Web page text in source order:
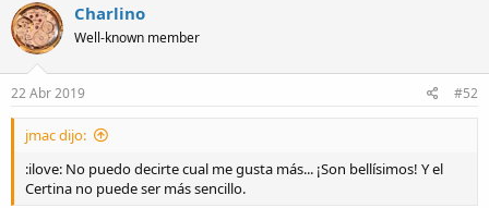
Charlino
Well-known member
22 Abr 2019 #52
jmac dijo:
:ilove: No puedo decirte cual me gusta más... ¡Son bellísimos! Y el
Certina no puede ser más sencillo.